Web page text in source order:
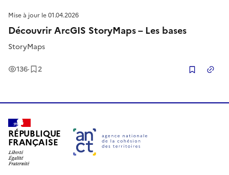
Mise à jour le01.04.2026
Découvrir ArcGIS StoryMaps – Les bases
StoryMaps
136Vues
· 2Enregistrement
RÉPUBLIQUE
FRANÇAISE